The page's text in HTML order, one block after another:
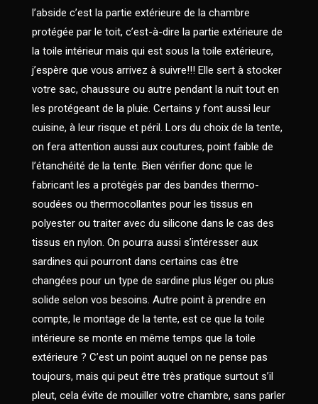
l’abside c’est la partie extérieure de la chambre
protégée par le toit, c’est-à-dire la partie extérieure de
la toile intérieur mais qui est sous la toile extérieure,
j’espère que vous arrivez à suivre!!! Elle sert à stocker
votre sac, chaussure ou autre pendant la nuit tout en
les protégeant de la pluie. Certains y font aussi leur
cuisine, à leur risque et péril. Lors du choix de la tente,
on fera attention aussi aux coutures, point faible de
l’étanchéité de la tente. Bien vérifier donc que le
fabricant les a protégés par des bandes thermo-
soudées ou thermocollantes pour les tissus en
polyester ou traiter avec du silicone dans le cas des
tissus en nylon. On pourra aussi s’intéresser aux
sardines qui pourront dans certains cas être
changées pour un type de sardine plus léger ou plus
solide selon vos besoins. Autre point à prendre en
compte, le montage de la tente, est ce que la toile
intérieure se monte en même temps que la toile
extérieure ? C’est un point auquel on ne pense pas
toujours, mais qui peut être très pratique surtout s’il
pleut, cela évite de mouiller votre chambre, sans parler